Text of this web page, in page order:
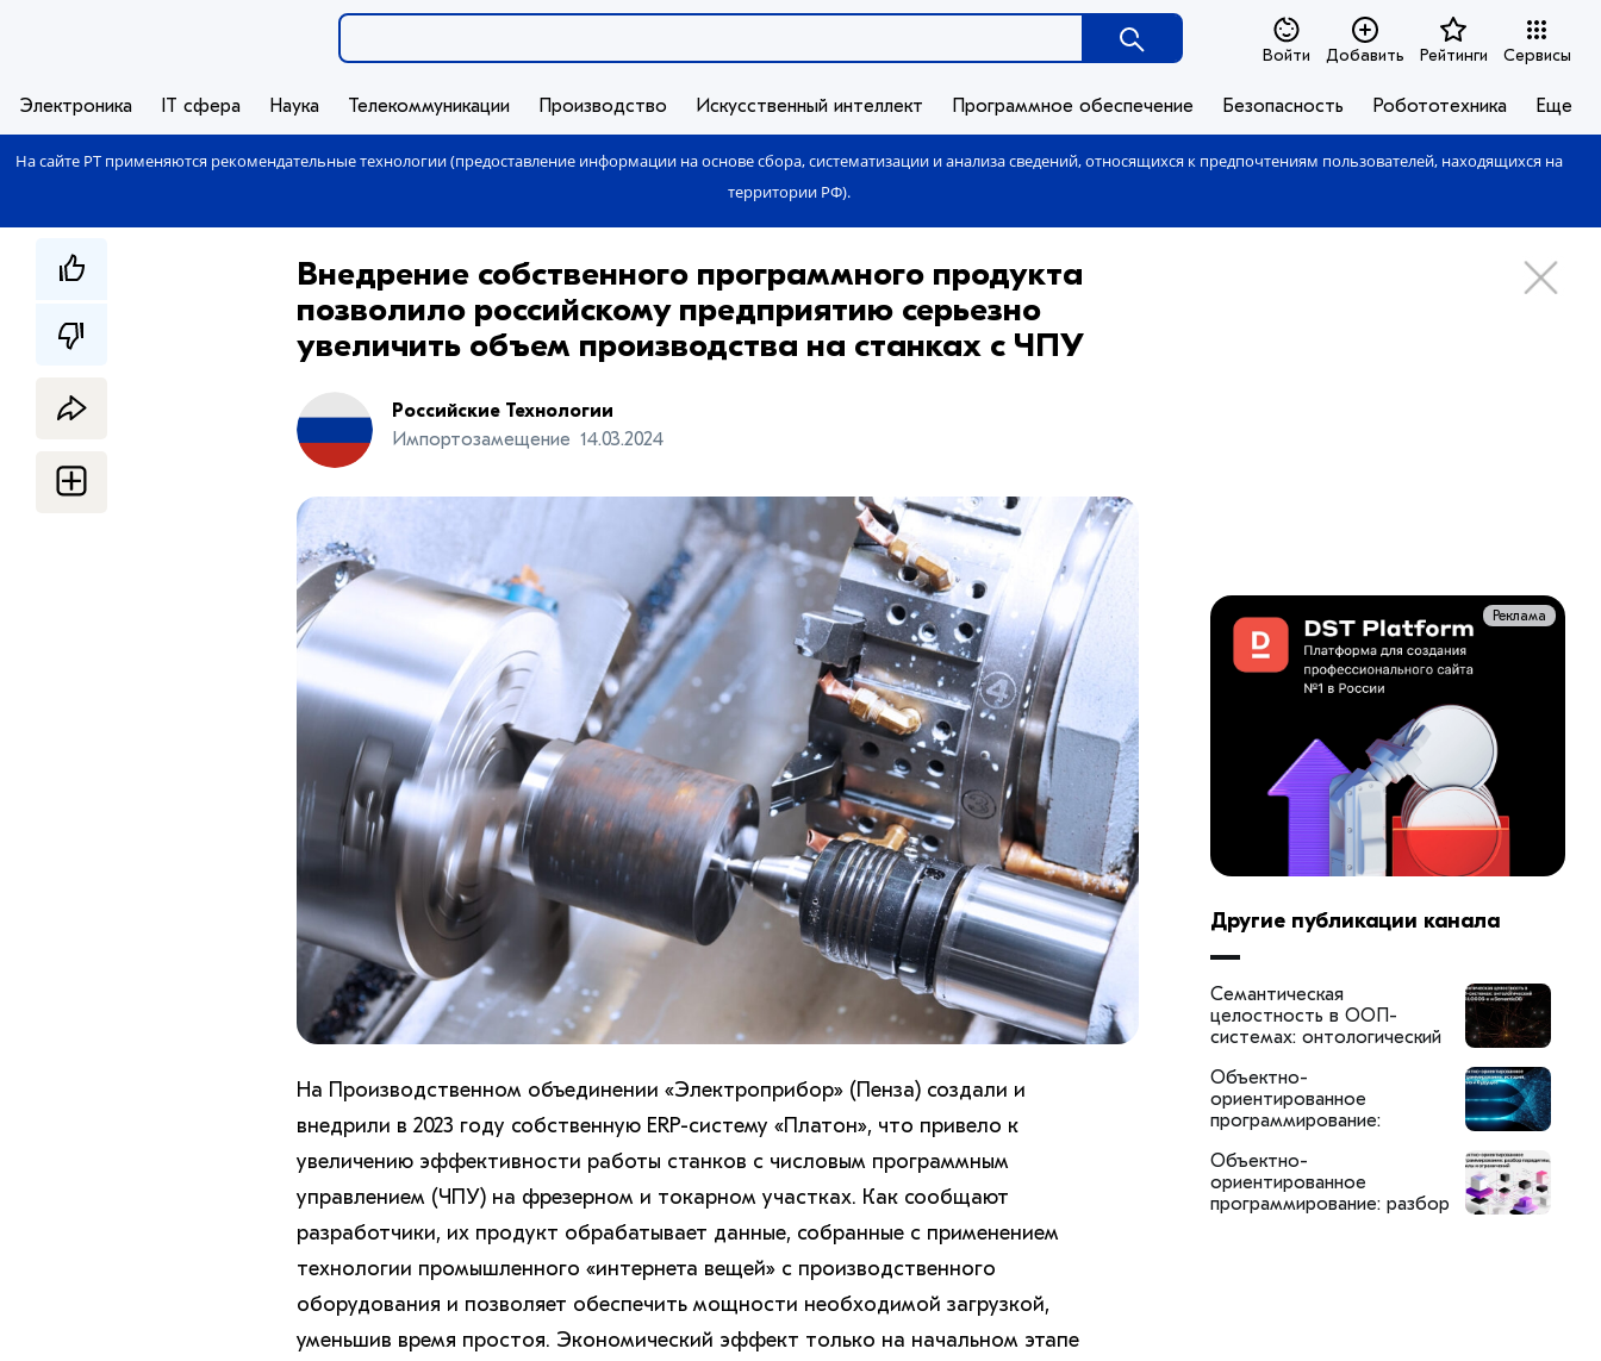
Войти Добавить Рейтинги Сервисы
Электроника IT сфера Наука Телекоммуникации Производство Искусственный интеллект Программное обеспечение Безопасность Робототехника Еще
На сайте РТ применяются рекомендательные технологии (предоставление информации на основе сбора, систематизации и анализа сведений, относящихся к предпочтениям пользователей, находящихся на
территории РФ).
Внедрение собственного программного продукта
позволило российскому предприятию серьезно
увеличить объем производства на станках с ЧПУ
Российские Технологии
Импортозамещение 14.03.2024
На Производственном объединении «Электроприбор» (Пенза) создали и
внедрили в 2023 году собственную ERP-систему «Платон», что привело к
увеличению эффективности работы станков с числовым программным
управлением (ЧПУ) на фрезерном и токарном участках. Как сообщают
разработчики, их продукт обрабатывает данные, собранные с применением
технологии промышленного «интернета вещей» с производственного
оборудования и позволяет обеспечить мощности необходимой загрузкой,
уменьшив время простоя. Экономический эффект только на начальном этапе
Реклама
Другие публикации канала
Семантическая
целостность в ООП-
системах: онтологический
SemanticDB
Объектно-
ориентированное
программирование:
Объектно-
ориентированное
программирование: разбор